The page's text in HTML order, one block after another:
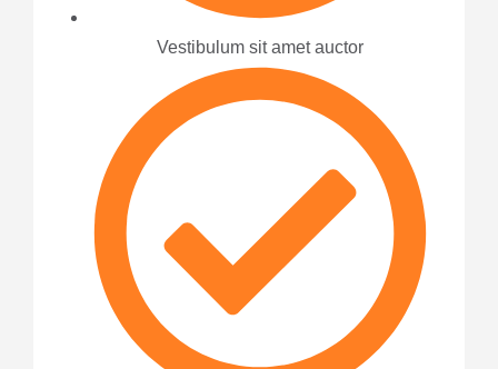
Vestibulum sit amet auctor